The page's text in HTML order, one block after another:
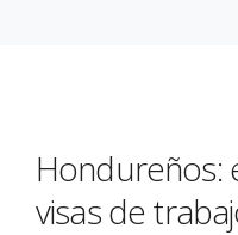
Hondureños:
visas de